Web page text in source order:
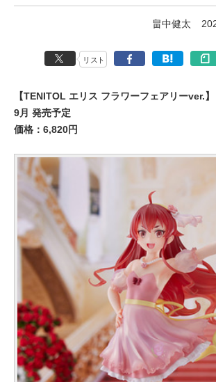
畠中健太
リスト
【TENITOL エリス フラワーフェアリーver.】
9月 発売予定
価格：6,820円